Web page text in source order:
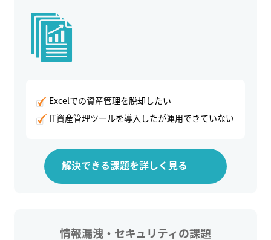
Excelでの資産管理を脱却したい
IT資産管理ツールを導入したが運用できていない
解決できる課題を詳しく見る
情報漏洩・セキュリティの課題